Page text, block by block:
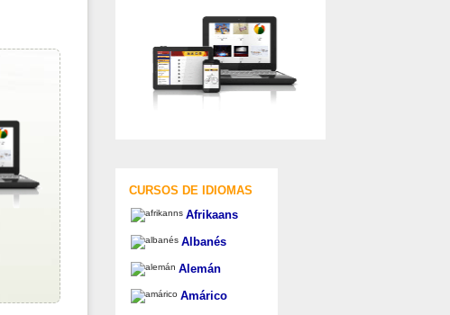
CURSOS DE IDIOMAS
Afrikaans
Albanés
Alemán
Amárico